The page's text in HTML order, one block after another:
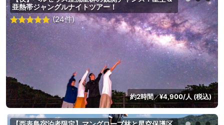
亜熱帯ジャングルナイトツアー！
(24件)
約2時間／¥4,900/人 (税込)